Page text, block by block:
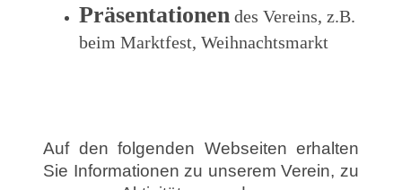
Präsentationen des Vereins, z.B.
beim Marktfest, Weihnachtsmarkt
Auf den folgenden Webseiten erhalten
Sie Informationen zu unserem Verein, zu